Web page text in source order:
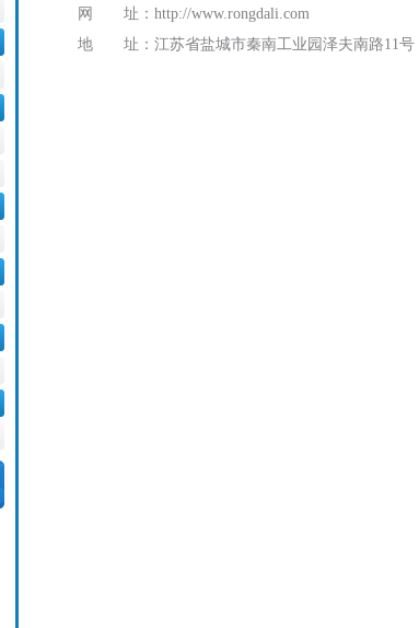
网 址：http://www.rongdali.com
地 址：江苏省盐城市秦南工业园泽夫南路11号